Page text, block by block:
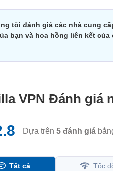
tôi đánh giá các nhà cung
bạn và hoa hồng liên kết
VPN Đánh giá
Dựa trên 5 đánh giá
Tất cả Tốc